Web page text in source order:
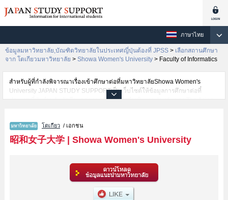
ภาษาไทย
ข้อมูลมหาวิทยาลัย,บัณฑิตวิทยาลัยในประเทศญี่ปุ่นต้องที่ JPSS > เลือกสถานศึกษา
จาก โตเกียวมหาวิทยาลัย > Showa Women's University > Faculty of Informatics
สำหรับผู้ที่กำลังพิจารณาเรื่องเข้าศึกษาต่อที่มหาวิทยาลัยShowa Women's
University JAPAN STUDY SUPPORTเป็นเว็บไซต์ให้ข้อมูลการศึกษาต่อที่
ประเทศญี่ปุ่นสำหรับนักศึกษาต่างชาติโดยการดำเนินงานร่วมกันของ The Asian
CultureหรือคณะFood and Health SciencesหรือคณะHumanities and Social
SciencesหรือคณะGlobal BusinessหรือคณะInternational Humanitiesหรือ
คณะFaculty of InformaticsหรือคณะFaculty of Environmental Science and
Women's University กรุณาใช้เว็บไซต์นี้เพื่อการค้นหาข้อมูลตามอัธยาศัย
นอกจากนั้นยังมีข้อมูลของสถาบันการศึกษาระดับมหาวิทยาลัย,บัณฑิต
วิทยาลัย,วิทยาลัยระดับอนุปริญญา,วิทยาลัยอาชีวศึกษากว่า 1,300 แห่งที่กำลัง
โตเกียว / เอกชน
昭和女子大学| Showa Women's University